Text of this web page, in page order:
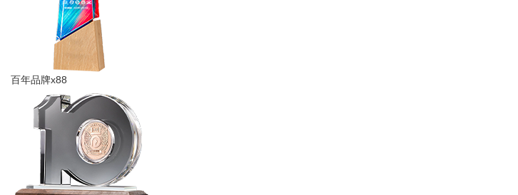
百年品牌x88